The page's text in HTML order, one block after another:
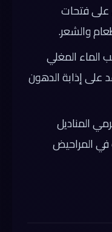
فتحات
والشعر.
الماء المغلي
على إذابة الدهون
المناديل
في المراحيض